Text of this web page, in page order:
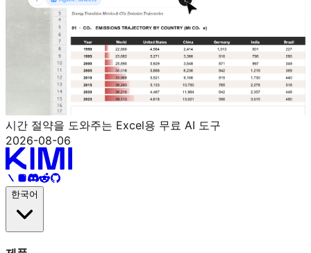
시간 절약을 도와주는 Excel용 무료 AI 도구
2026-08-06
한국어